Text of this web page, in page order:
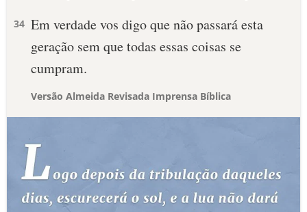
34 Em verdade vos digo que não passará esta
geração sem que todas essas coisas se
cumpram.
Versão Almeida Revisada Imprensa Bíblica